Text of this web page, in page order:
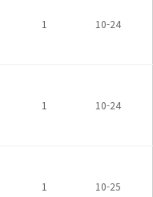
1 10-24
1 10-24
1 10-25